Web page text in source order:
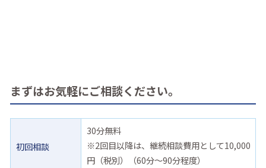
まずはお気軽にご相談ください。
初回相談
30分無料
※2回目以降は、継続相談費用として10,000
円（税別）（60分〜90分程度）